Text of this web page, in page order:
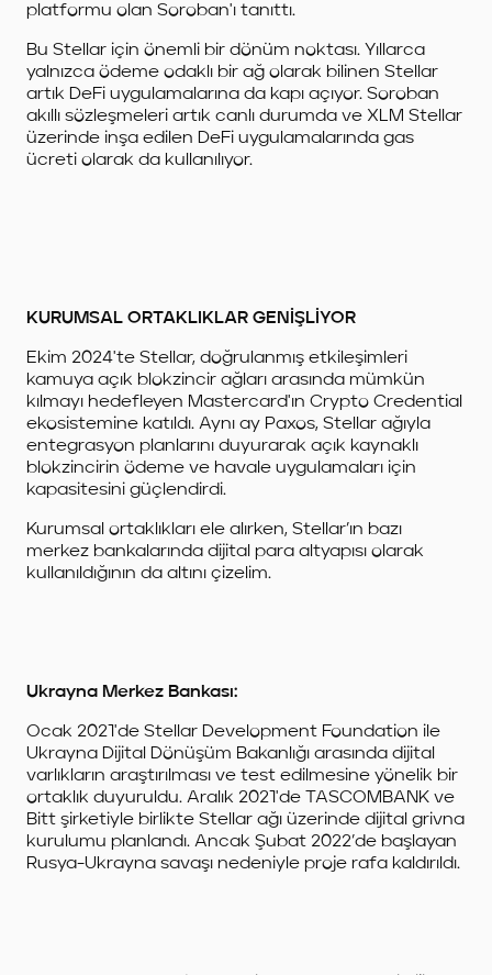
platformu olan Soroban'ı tanıttı.
Bu Stellar için önemli bir dönüm noktası. Yıllarca
yalnızca ödeme odaklı bir ağ olarak bilinen Stellar
artık DeFi uygulamalarına da kapı açıyor. Soroban
akıllı sözleşmeleri artık canlı durumda ve XLM Stellar
üzerinde inşa edilen DeFi uygulamalarında gas
ücreti olarak da kullanılıyor.
KURUMSAL ORTAKLIKLAR GENİŞLİYOR
Ekim 2024'te Stellar, doğrulanmış etkileşimleri
kamuya açık blokzincir ağları arasında mümkün
kılmayı hedefleyen Mastercard'ın Crypto Credential
ekosistemine katıldı. Aynı ay Paxos, Stellar ağıyla
entegrasyon planlarını duyurarak açık kaynaklı
blokzincirin ödeme ve havale uygulamaları için
kapasitesini güçlendirdi.
Kurumsal ortaklıkları ele alırken, Stellar’ın bazı
merkez bankalarında dijital para altyapısı olarak
kullanıldığının da altını çizelim.
Ukrayna Merkez Bankası:
Ocak 2021'de Stellar Development Foundation ile
Ukrayna Dijital Dönüşüm Bakanlığı arasında dijital
varlıkların araştırılması ve test edilmesine yönelik bir
ortaklık duyuruldu. Aralık 2021'de TASCOMBANK ve
Bitt şirketiyle birlikte Stellar ağı üzerinde dijital grivna
kurulumu planlandı. Ancak Şubat 2022’de başlayan
Rusya-Ukrayna savaşı nedeniyle proje rafa kaldırıldı.